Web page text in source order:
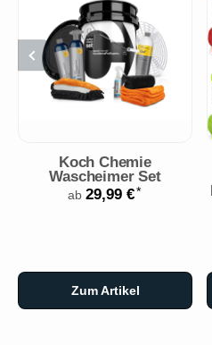
Koch Chemie
Wascheimer Set
ab 29,99 €*
Zum Artikel